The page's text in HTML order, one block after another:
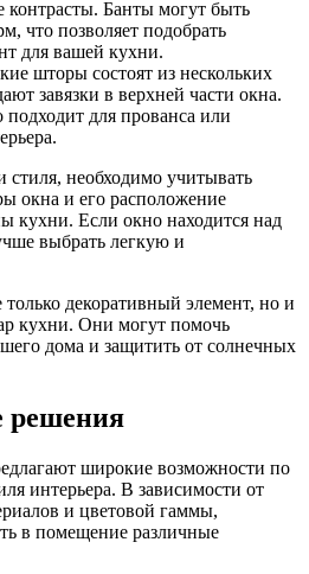
контрасты. Банты могут быть
что позволяет подобрать
для вашей кухни.
шторы состоят из нескольких
завязки в верхней части окна.
подходит для прованса или
необходимо учитывать
окна и его расположение
кухни. Если окно находится над
выбрать легкую и
декоративный элемент, но и
кухни. Они могут помочь
дома и защитить от солнечных
решения
широкие возможности по
интерьера. В зависимости от
и цветовой гаммы,
в помещение различные